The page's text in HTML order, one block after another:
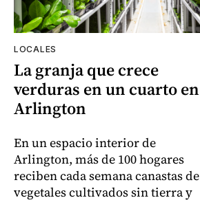
LOCALES
La granja que crece
verduras en un cuarto en
Arlington
En un espacio interior de
Arlington, más de 100 hogares
reciben cada semana canastas de
vegetales cultivados sin tierra y